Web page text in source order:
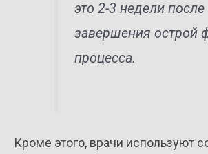
это 2-3 недели после
завершения острой
процесса.
Кроме этого, врачи используют